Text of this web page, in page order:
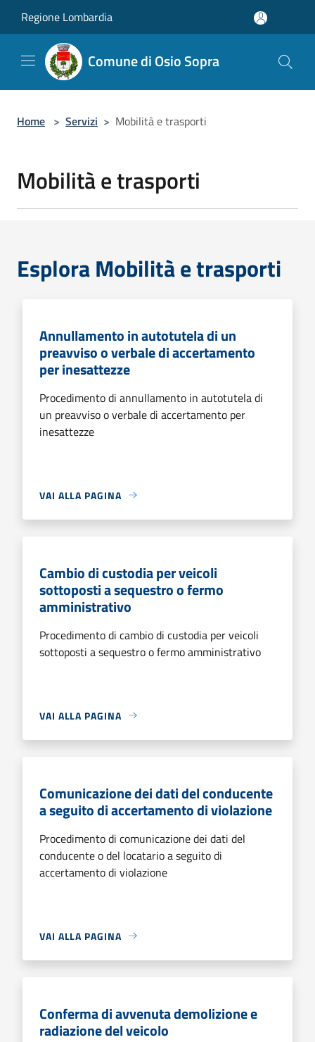
Regione Lombardia
Comune di Osio Sopra
Home > Servizi > Mobilità e trasporti
Mobilità e trasporti
Esplora Mobilità e trasporti
Annullamento in autotutela di un
preavviso o verbale di accertamento
per inesattezze
Procedimento di annullamento in autotutela di
un preavviso o verbale di accertamento per
inesattezze
VAI ALLA PAGINA
Cambio di custodia per veicoli
sottoposti a sequestro o fermo
amministrativo
Procedimento di cambio di custodia per veicoli
sottoposti a sequestro o fermo amministrativo
VAI ALLA PAGINA
Comunicazione dei dati del conducente
a seguito di accertamento di violazione
Procedimento di comunicazione dei dati del
conducente o del locatario a seguito di
accertamento di violazione
VAI ALLA PAGINA
Conferma di avvenuta demolizione e
radiazione del veicolo